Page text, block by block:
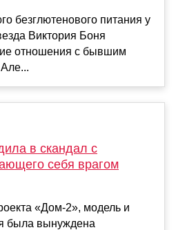
безглютенового питания у
Виктория Боня
отношения с бывшим
в скандал с
себя врагом
«Дом-2», модель и
была вынуждена